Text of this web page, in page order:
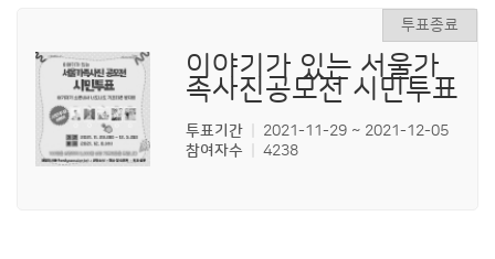
이야기가 있는 서울가
족사진공모전 시민투표
투표기간
2021-11-29 ~ 2021-12-05
참여자수
4238